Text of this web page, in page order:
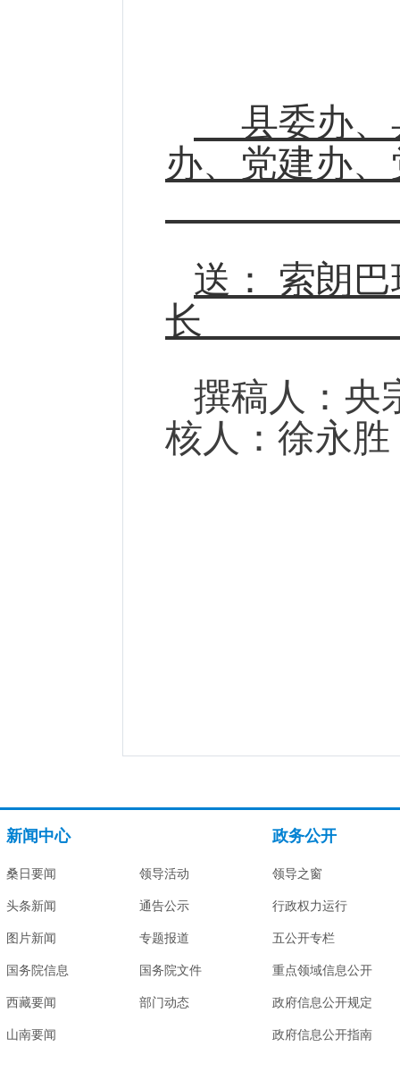
县委办
办、党建
送： 索朗
撰稿
核人：徐永胜
新闻中心
桑日要闻
头条新闻
图片新闻
国务院信息
西藏要闻
山南要闻
领导活动
通告公示
专题报道
国务院文件
部门动态
政务公开
领导之窗
行政权力运行
五公开专栏
重点领域信息公开
政府信息公开规定
政府信息公开指南